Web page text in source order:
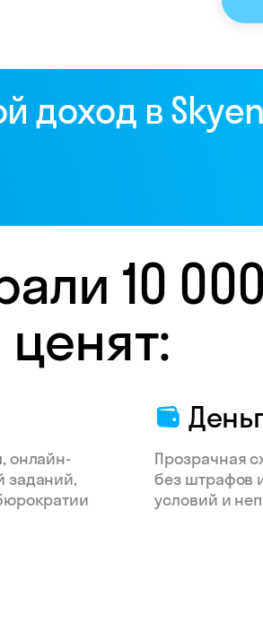
доход в
10
онлайн-
заданий,
Прозрачная
без штрафов
условий и